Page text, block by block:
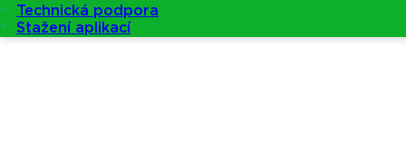
Technická podpora
Stažení aplikací